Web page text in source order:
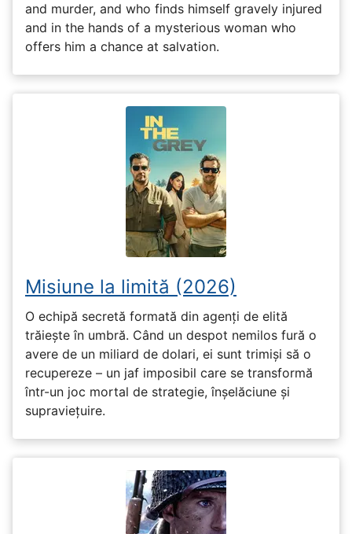
and murder, and who finds himself gravely injured
and in the hands of a mysterious woman who
offers him a chance at salvation.
Misiune la limită (2026)
O echipă secretă formată din agenți de elită
trăiește în umbră. Când un despot nemilos fură o
avere de un miliard de dolari, ei sunt trimiși să o
recupereze – un jaf imposibil care se transformă
într-un joc mortal de strategie, înșelăciune și
supraviețuire.